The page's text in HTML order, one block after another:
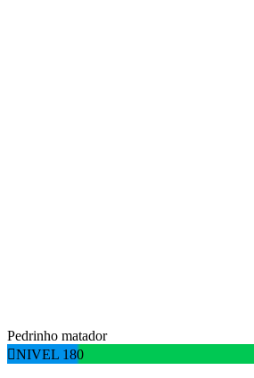
Pedrinho matador
NIVEL 180